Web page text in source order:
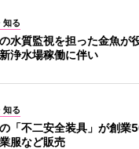
知る
水質監視を担った金魚が
浄水場稼働に伴い
知る
「不二安全装具」が創
服など販売